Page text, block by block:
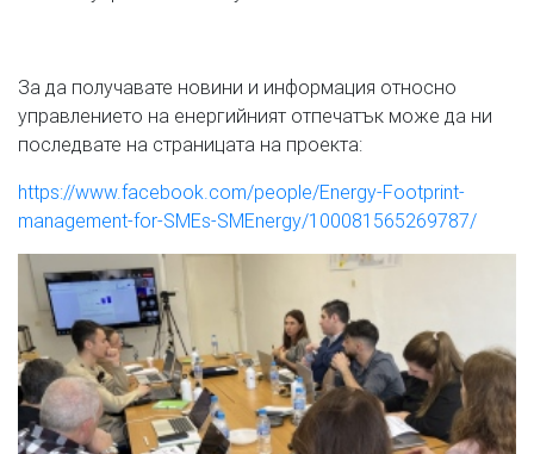
За да получавате новини и информация относно
управлението на енергийният отпечатък може да ни
последвате на страницата на проекта:
https://www.facebook.com/people/Energy-Footprint-
management-for-SMEs-SMEnergy/100081565269787/